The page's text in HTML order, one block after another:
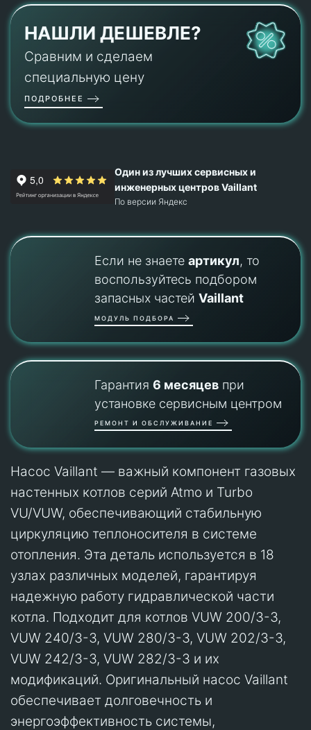
НАШЛИ ДЕШЕВЛЕ?
Сравним и сделаем
специальную цену
ПОДРОБНЕЕ
Один из лучших сервисных и
инженерных центров Vaillant
По версии Яндекс
Если не знаете артикул, то
воспользуйтесь подбором
запасных частей Vaillant
МОДУЛЬ ПОДБОРА
Гарантия 6 месяцевпри
установке сервисным центром
РЕМОНТ И ОБСЛУЖИВАНИЕ
Насос Vaillant — важный компонент газовых
настенных котлов серий Atmo и Turbo
VU/VUW, обеспечивающий стабильную
циркуляцию теплоносителя в системе
отопления. Эта деталь используется в 18
узлах различных моделей, гарантируя
надежную работу гидравлической части
котла. Подходит для котлов VUW 200/3-3,
VUW 240/3-3, VUW 280/3-3, VUW 202/3-3,
VUW 242/3-3, VUW 282/3-3 и их
модификаций. Оригинальный насос Vaillant
обеспечивает долговечность и
энергоэффективность системы,